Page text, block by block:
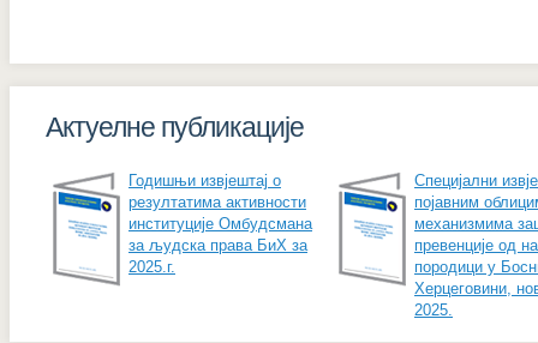
Актуелне публикације
Годишњи извјештај о
резултатима активности
институције Омбудсмана
за људска права БиХ за
2025.г.
Специјални
појавним
механизмима
превенције од
породици у
Херцеговини,
2025.